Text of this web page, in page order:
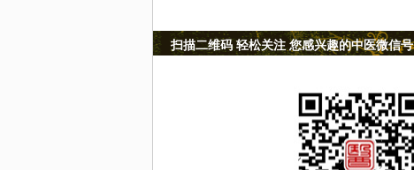
扫描二维码 轻松关注 您感兴趣的中医微信号